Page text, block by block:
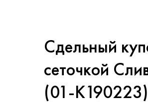
Сдельный
сеточкой
(01-K190223)